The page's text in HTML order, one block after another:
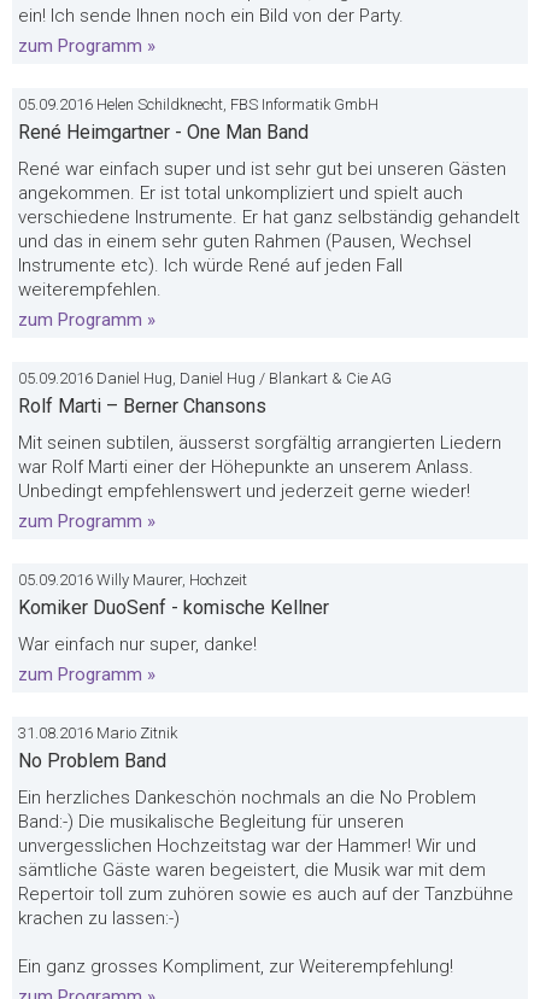
ein! Ich sende Ihnen noch ein Bild von der Party.
zum Programm »
05.09.2016 Helen Schildknecht, FBS Informatik GmbH
René Heimgartner - One Man Band
René war einfach super und ist sehr gut bei unseren Gästen
angekommen. Er ist total unkompliziert und spielt auch
verschiedene Instrumente. Er hat ganz selbständig gehandelt
und das in einem sehr guten Rahmen (Pausen, Wechsel
Instrumente etc). Ich würde René auf jeden Fall
weiterempfehlen.
zum Programm »
05.09.2016 Daniel Hug, Daniel Hug / Blankart & Cie AG
Rolf Marti – Berner Chansons
Mit seinen subtilen, äusserst sorgfältig arrangierten Liedern
war Rolf Marti einer der Höhepunkte an unserem Anlass.
Unbedingt empfehlenswert und jederzeit gerne wieder!
zum Programm »
05.09.2016 Willy Maurer, Hochzeit
Komiker DuoSenf - komische Kellner
War einfach nur super, danke!
zum Programm »
31.08.2016 Mario Zitnik
No Problem Band
Ein herzliches Dankeschön nochmals an die No Problem
Band:-) Die musikalische Begleitung für unseren
unvergesslichen Hochzeitstag war der Hammer! Wir und
sämtliche Gäste waren begeistert, die Musik war mit dem
Repertoir toll zum zuhören sowie es auch auf der Tanzbühne
krachen zu lassen:-)
Ein ganz grosses Kompliment, zur Weiterempfehlung!